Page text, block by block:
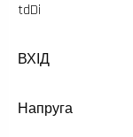
tdDi
ВХІД
Напруга